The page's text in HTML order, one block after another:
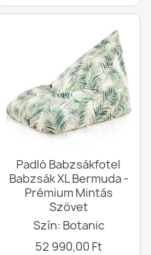
Padló Babzsákfotel
Babzsák XL Bermuda -
Prémium Mintás
Szövet
Szín: Botanic
52 990,00 Ft